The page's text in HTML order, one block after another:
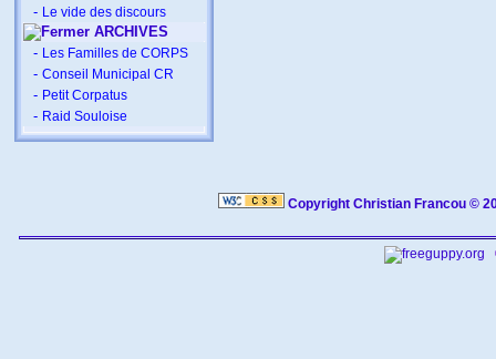
- Le vide des discours
ARCHIVES
- Les Familles de CORPS
- Conseil Municipal CR
- Petit Corpatus
- Raid Souloise
Copyright Christian Francou ©